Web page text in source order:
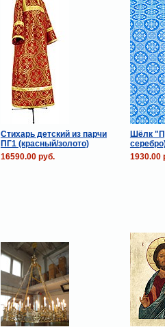
Стихарь детский из парчи
ПГ1 (красный/золото)
Шёлк
16590.00 руб.
1930.00